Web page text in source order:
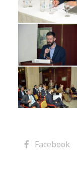
Facebook